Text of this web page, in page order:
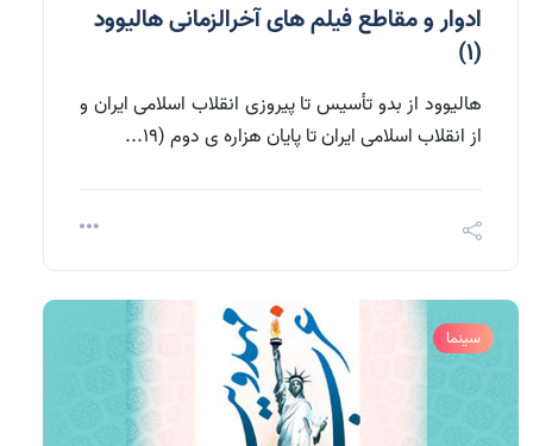
ادوار و مقاطع فیلم های آخرالزمانی هالیوود
(1)
هالیوود از بدو تأسیس تا پیروزی انقلاب اسلامی ایران و
از انقلاب اسلامی ایران تا پایان هزاره ی دوم (19...
سینما